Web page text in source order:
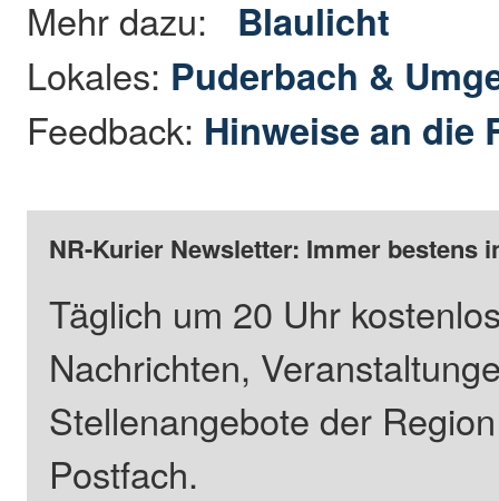
Mehr dazu: Blaulicht
Lokales: Puderbach &
Feedback: Hinweise an die
NR-Kurier Newsletter: Immer bestens
Täglich um 20 Uhr
Nachrichten,
Stellenangebote der
Postfach.